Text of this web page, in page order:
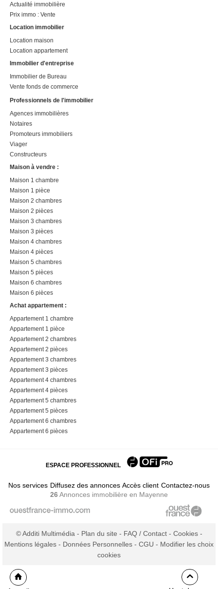
Actualité immobilière
Prix immo : Vente
Location immobilier
Location maison
Location appartement
Immobilier d'entreprise
Immobilier de Bureau
Vente fonds de commerce
Professionnels de l'immobilier
Agences immobilières
Notaires
Promoteurs immobiliers
Viager
Constructeurs
Maison à vendre :
Maison 1 chambre
Maison 1 pièce
Maison 2 chambres
Maison 2 pièces
Maison 3 chambres
Maison 3 pièces
Maison 4 chambres
Maison 4 pièces
Maison 5 chambres
Maison 5 pièces
Maison 6 chambres
Maison 6 pièces
Achat appartement :
Appartement 1 chambre
Appartement 1 pièce
Appartement 2 chambres
Appartement 2 pièces
Appartement 3 chambres
Appartement 3 pièces
Appartement 4 chambres
Appartement 4 pièces
Appartement 5 chambres
Appartement 5 pièces
Appartement 6 chambres
Appartement 6 pièces
ESPACE PROFESSIONNEL
Nos services Diffusez des annonces Accès client Contactez-nous
26Annonces immobilière en Mayenne
© Additi Multimédia - Plan du site - FAQ / Contact- Cookies-
Mentions légales - Données Personnelles - CGU - Modifier les choix
cookies